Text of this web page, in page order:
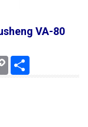
VA-80
Copy
Link